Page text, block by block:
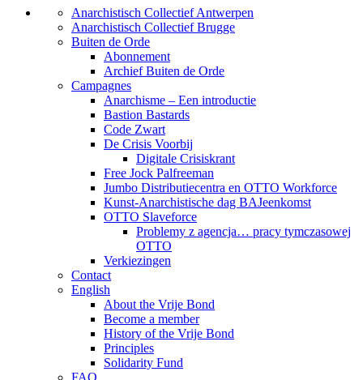
Anarchistisch Collectief Antwerpen
Anarchistisch Collectief Brugge
Buiten de Orde
Abonnement
Archief Buiten de Orde
Campagnes
Anarchisme – Een introductie
Bastion Bastards
Code Zwart
De Crisis Voorbij
Digitale Crisiskrant
Free Jock Palfreeman
Jumbo Distributiecentra en OTTO Workforce
Kunst-Anarchistische dag BAJeenkomst
OTTO Slaveforce
Problemy z agencja… pracy tymczasowej
OTTO
Verkiezingen
Contact
English
About the Vrije Bond
Become a member
History of the Vrije Bond
Principles
Solidarity Fund